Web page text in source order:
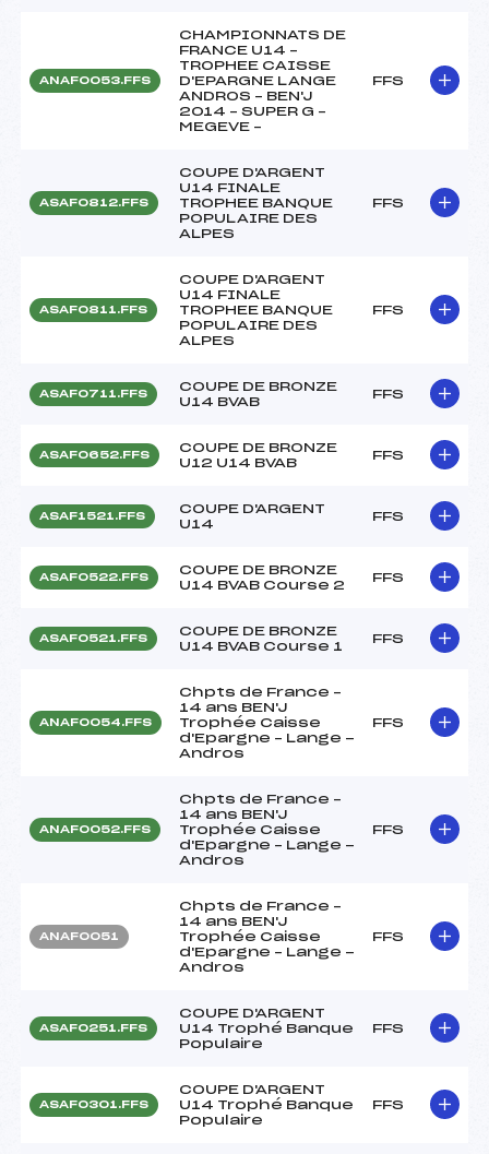
ANAF0053.FFS
CHAMPIONNATS DE
FRANCE U14 –
TROPHEE CAISSE
D'EPARGNE LANGE
ANDROS – BEN'J
2014 – SUPER G –
MEGEVE –
FFS
ASAF0812.FFS
COUPE D'ARGENT
U14 FINALE
TROPHEE BANQUE
POPULAIRE DES
ALPES
FFS
ASAF0811.FFS
COUPE D'ARGENT
U14 FINALE
TROPHEE BANQUE
POPULAIRE DES
ALPES
FFS
ASAF0711.FFS
COUPE DE BRONZE
U14 BVAB
FFS
ASAF0652.FFS
COUPE DE BRONZE
U12 U14 BVAB
FFS
ASAF1521.FFS
COUPE D'ARGENT
U14
FFS
ASAF0522.FFS
COUPE DE BRONZE
U14 BVAB Course 2
FFS
ASAF0521.FFS
COUPE DE BRONZE
U14 BVAB Course 1
FFS
ANAF0054.FFS
Chpts de France –
14 ans BEN'J
Trophée Caisse
d'Epargne – Lange -
Andros
FFS
ANAF0052.FFS
Chpts de France –
14 ans BEN'J
Trophée Caisse
d'Epargne – Lange -
Andros
FFS
ANAF0051
Chpts de France –
14 ans BEN'J
Trophée Caisse
d'Epargne – Lange -
Andros
FFS
ASAF0251.FFS
COUPE D'ARGENT
U14 Trophé Banque
Populaire
FFS
ASAF0301.FFS
COUPE D'ARGENT
U14 Trophé Banque
Populaire
FFS